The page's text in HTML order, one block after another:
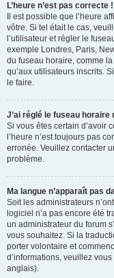
L’heure n’est pas correcte !
Il est possible que l’heure
vôtre. Si tel était le cas,
l’utilisateur et régler le
exemple Londres, Paris,
du fuseau horaire, comme
qu’aux utilisateurs inscrits.
le faire.
J’ai réglé le fuseau horaire
Si vous êtes certain d’avoir
l’heure n’est toujours pas
erronée. Veuillez contacter
problème.
Ma langue n’apparaît pas
Soit les administrateurs
logiciel n’a pas encore été
un administrateur du forum
vous souhaitez. Si la
porter volontaire et
d’informations, veuillez
anglais).